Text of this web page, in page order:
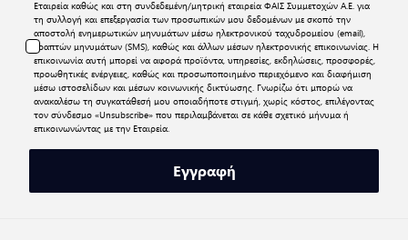
Εταιρεία καθώς και στη συνδεδεμένη/μητρική εταιρεία ΦΑΙΣ Συμμετοχών Α.Ε. για
τη συλλογή και επεξεργασία των προσωπικών μου δεδομένων με σκοπό την
αποστολή ενημερωτικών μηνυμάτων μέσω ηλεκτρονικού ταχυδρομείου (email),
γραπτών μηνυμάτων (SMS), καθώς και άλλων μέσων ηλεκτρονικής επικοινωνίας. Η
επικοινωνία αυτή μπορεί να αφορά προϊόντα, υπηρεσίες, εκδηλώσεις, προσφορές,
προωθητικές ενέργειες, καθώς και προσωποποιημένο περιεχόμενο και διαφήμιση
μέσω ιστοσελίδων και μέσων κοινωνικής δικτύωσης. Γνωρίζω ότι μπορώ να
ανακαλέσω τη συγκατάθεσή μου οποιαδήποτε στιγμή, χωρίς κόστος, επιλέγοντας
τον σύνδεσμο «Unsubscribe» που περιλαμβάνεται σε κάθε σχετικό μήνυμα ή
επικοινωνώντας με την Εταιρεία.
Εγγραφή